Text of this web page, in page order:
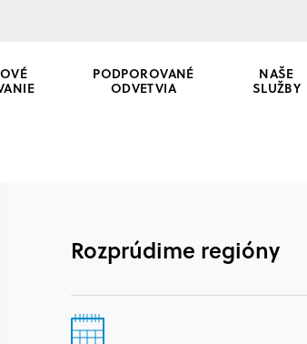
PODPOROVANÉ
ODVETVIA
NAŠE
SLUŽBY
Rozprúdime regióny